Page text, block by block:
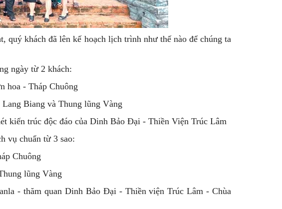
khách đã lên kế hoạch lịch trình như thế nào để chúng ta
ngày từ 2 khách:
hoa - Tháp Chuông
Biang và Thung lũng Vàng
kiến trúc độc đáo của Dinh Bảo Đại - Thiền Viện Trúc Lâm
vụ chuẩn từ 3 sao:
Chuông
lũng Vàng
- thăm quan Dinh Bảo Đại - Thiền viện Trúc Lâm - Chùa